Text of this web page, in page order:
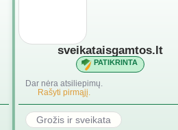
sveikataisgamtos.lt
PATIKRINTA
Dar nėra atsiliepimų.
Rašyti pirmąjį.
Grožis ir sveikata